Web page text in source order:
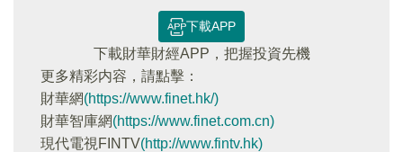
下載APP
下載財華財經APP，把握投資先機
更多精彩内容，請點擊：
財華網(https://www.finet.hk/)
財華智庫網(https://www.finet.com.cn)
現代電視FINTV(http://www.fintv.hk)